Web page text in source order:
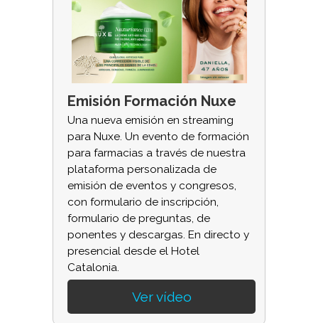
Emisión Formación Nuxe
Una nueva emisión en streaming
para Nuxe. Un evento de formación
para farmacias a través de nuestra
plataforma personalizada de
emisión de eventos y congresos,
con formulario de inscripción,
formulario de preguntas, de
ponentes y descargas. En directo y
presencial desde el Hotel
Catalonia.
Ver vídeo